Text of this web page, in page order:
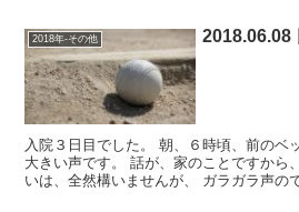
2018年-その他
入院３日目でした。 朝、６時頃、前のベ
大きい声です。 話が、家のことですから
いは、全然構いませんが、 ガラガラ声の